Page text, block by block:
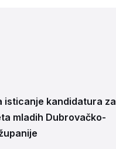
isticanje kandidatura za
mladih Dubrovačko-